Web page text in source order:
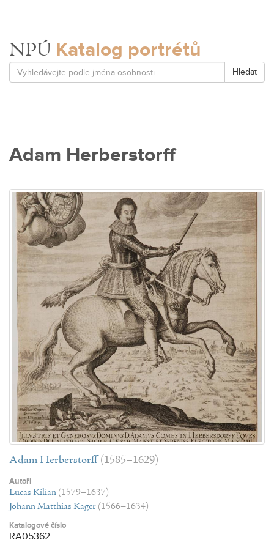
NPÚ Katalog portrétů
Hledat
Adam Herberstorff
Adam Herberstorff (1585–1629)
Autoři
Lucas Kilian (1579–1637)
Johann Matthias Kager (1566–1634)
Katalogové číslo
RA05362